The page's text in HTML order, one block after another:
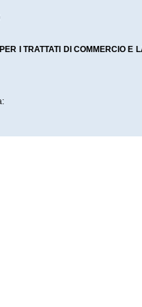
I TRATTATI DI COMMERCIO E